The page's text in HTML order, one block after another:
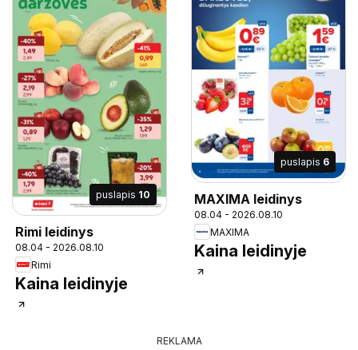
puslapis 10
Rimi leidinys
08.04 - 2026.08.10
Rimi
Kaina leidinyje
puslapis 6
MAXIMA leidinys
08.04 - 2026.08.10
MAXIMA
Kaina leidinyje
REKLAMA